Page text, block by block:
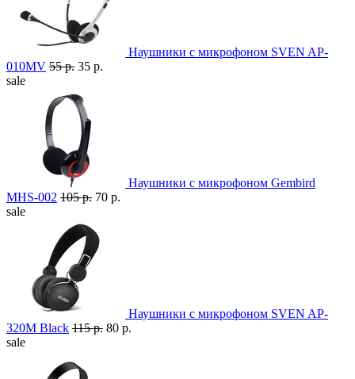
Наушники с микрофоном SVEN AP-
010MV 55 р. 35 р.
sale
Наушники с микрофоном Gembird
MHS-002 105 р. 70 р.
sale
Наушники с микрофоном SVEN AP-
320M Black 115 р. 80 р.
sale